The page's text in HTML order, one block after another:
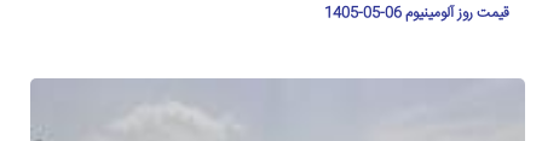
قیمت روز آلومینیوم 06-05-1405